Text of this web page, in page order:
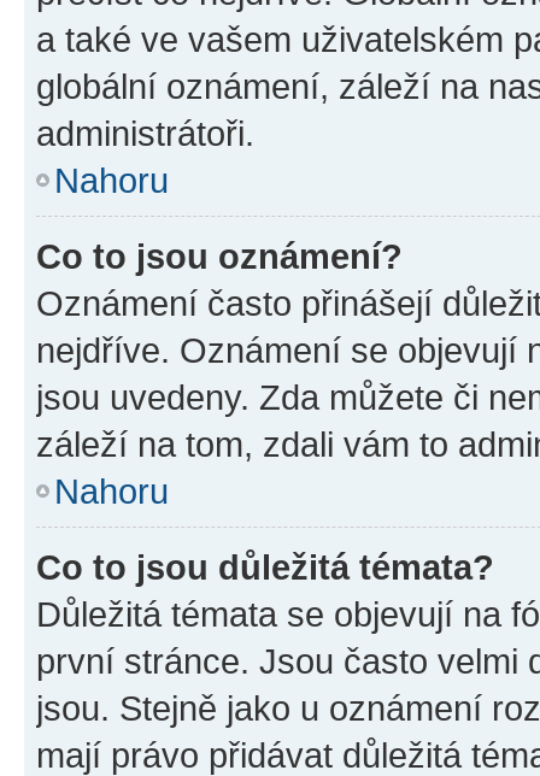
a také ve vašem uživatelském
globální oznámení, záleží na
administrátoři.
Nahoru
Co to jsou oznámení?
Oznámení často přinášejí
nejdříve. Oznámení se objevují
jsou uvedeny. Zda můžete či
záleží na tom, zdali vám to
Nahoru
Co to jsou důležitá témata?
Důležitá témata se objevují na
první stránce. Jsou často velmi
jsou. Stejně jako u oznámení
mají právo přidávat důležitá